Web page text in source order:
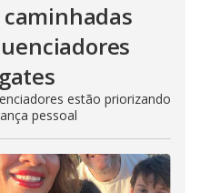
estão priorizando
pessoal